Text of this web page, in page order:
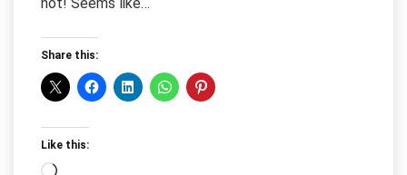
Share this:
Like this: